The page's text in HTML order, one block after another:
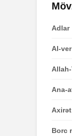
Adlar
Al-ver
Allah-
Ana-
Axirət
Borc